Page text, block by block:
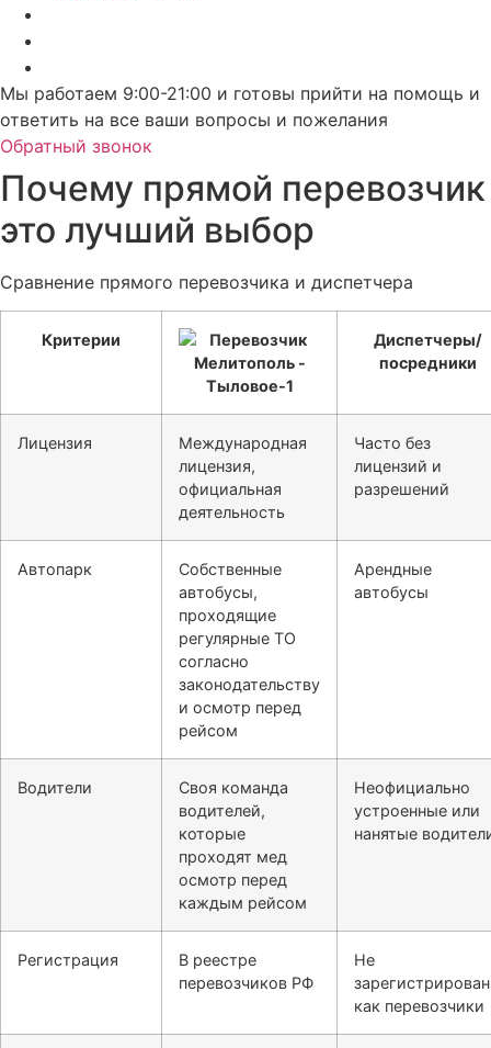
Мы работаем 9:00-21:00 и готовы прийти на помощь и
ответить на все ваши вопросы и пожелания
Обратный звонок
Почему прямой перевозчик
это лучший выбор
Сравнение прямого перевозчика и диспетчера
Критерии
Диспетчеры/
посредники
Лицензия
Международная
лицензия,
официальная
деятельность
Часто без
лицензий и
разрешений
Автопарк
Собственные
автобусы,
проходящие
регулярные ТО
согласно
законодательству
и осмотр перед
рейсом
Арендные
автобусы
Водители
Своя команда
водителей,
которые
проходят мед
осмотр перед
каждым рейсом
Неофициально
устроенные или
нанятые
Регистрация
В реестре
перевозчиков РФ
Не
как перевозчики